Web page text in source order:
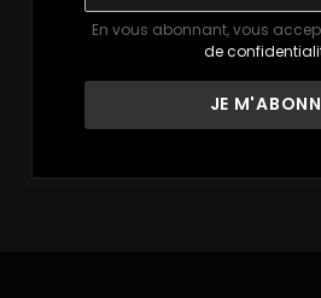
En vous abonnant, vous
de